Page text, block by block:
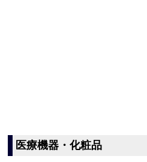
医療機器・化粧品